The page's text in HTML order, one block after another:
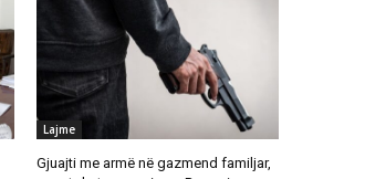
Lajme
Gjuajti me armë në gazmend familjar,